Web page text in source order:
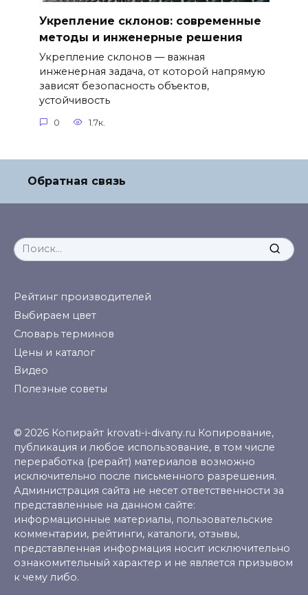
Укрепление склонов: современные
методы и инженерные решения
Укрепление склонов — важная
инженерная задача, от которой напрямую
зависят безопасность объектов,
устойчивость
0 1.7к.
Обратная связь
Search
for:
Рейтинг производителей
Выбираем цвет
Словарь терминов
Цены и каталог
Видео
Полезные советы
© 2026 Копирайт krovati-i-divany.ru Копирование,
публикация и любое использование, в том числе
переработка (рерайт) материалов возможно
исключительно после письменного разрешения.
Администрация сайта не несет ответственности за
представленные на данном сайте:
информационные материалы, пользовательские
комментарии, рейтинги, каталоги, отзывы,
представленная информация носит исключительно
ознакомительный характер и не является призывом
к чему либо.